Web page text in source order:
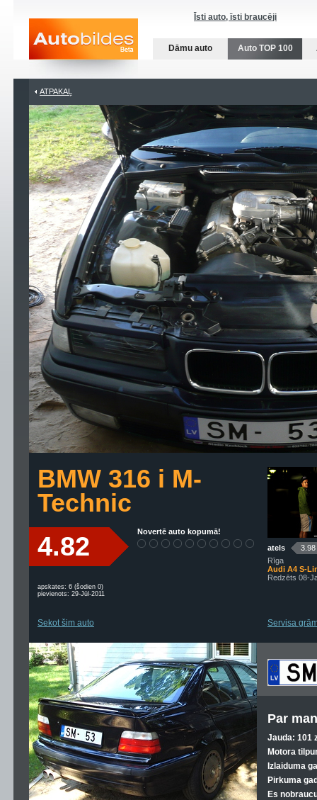
Īsti auto, īsti braucēji
Dāmu auto Auto TOP 100
ATPAKAĻ
BMW 316 i M-
Technic
4.82 Novertē auto kopumā!
apskates: 6 (šodien 0)
pievienots: 29-Jūl-2011
Sekot šim auto
atels
3.98
Rīga
Audi A4 S-
Redzēts 08-
Servisa
Par
Jauda: 101
Motora
Izlaiduma
Pirkuma
Es